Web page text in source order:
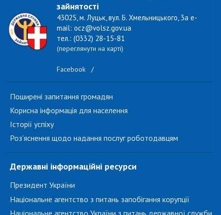
зайнятості
43025, м. Луцьк, вул. Б. Хмельницького, 3а e-
mail: ocz@volsz.gov.ua
тел.: (0332) 28-15-81
(переглянути на карті)
Facebook /
Поширені запитання громадян
Корисна інформація для населення
Історії успіху
Роз'яснення щодо надання послуг роботодавцям
Державні інформаційні ресурси
Президент України
Національне агентство з питань запобігання корупції